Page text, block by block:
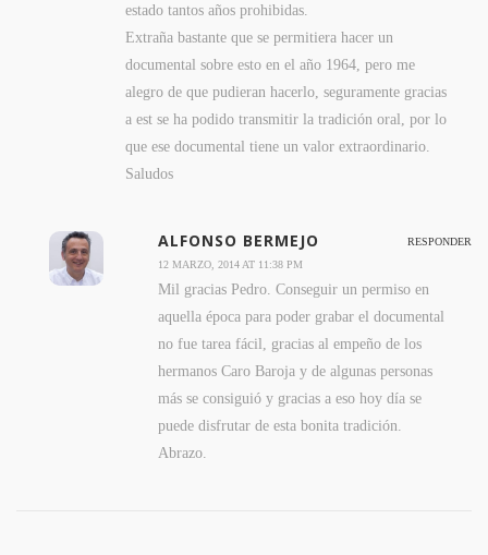
estado tantos años prohibidas.
Extraña bastante que se permitiera hacer un
documental sobre esto en el año 1964, pero me
alegro de que pudieran hacerlo, seguramente gracias
a est se ha podido transmitir la tradición oral, por lo
que ese documental tiene un valor extraordinario.
Saludos
ALFONSO BERMEJO
RESPONDER
12 MARZO, 2014 AT 11:38 PM
Mil gracias Pedro. Conseguir un permiso en
aquella época para poder grabar el documental
no fue tarea fácil, gracias al empeño de los
hermanos Caro Baroja y de algunas personas
más se consiguió y gracias a eso hoy día se
puede disfrutar de esta bonita tradición.
Abrazo.